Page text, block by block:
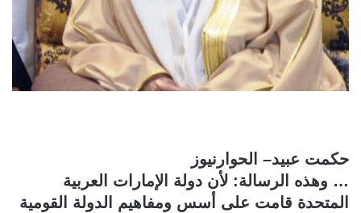
حكمت عبيد– الحوارنيوز
… وهذه الرسالة: لأن دولة الإمارات العربية
المتحدة قامت على أسس ومفاهيم الدولة القومية